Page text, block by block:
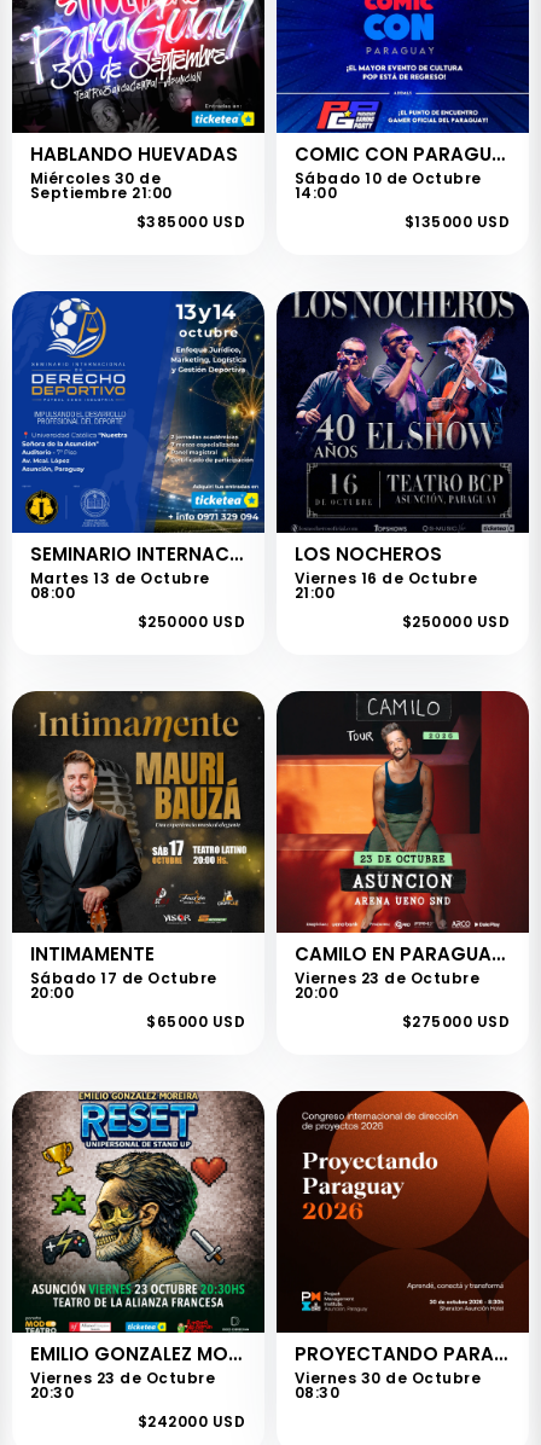
HABLANDO HUEVADAS
Miércoles 30 de
Septiembre 21:00
$385000 USD
COMIC CON PARAGUAY
Sábado 10 de Octubre
14:00
$135000 USD
SEMINARIO INTERNACIONAL DE DERECHO DEPORTIVO
Martes 13 de Octubre
08:00
$250000 USD
LOS NOCHEROS
Viernes 16 de Octubre
21:00
$250000 USD
INTIMAMENTE
Sábado 17 de Octubre
20:00
$65000 USD
CAMILO EN PARAGUAY - TOUR 2026
Viernes 23 de Octubre
20:00
$275000 USD
EMILIO GONZALEZ MOREIRA - RESET
Viernes 23 de Octubre
20:30
$242000 USD
PROYECTANDO PARAGUAY 2026
Viernes 30 de Octubre
08:30